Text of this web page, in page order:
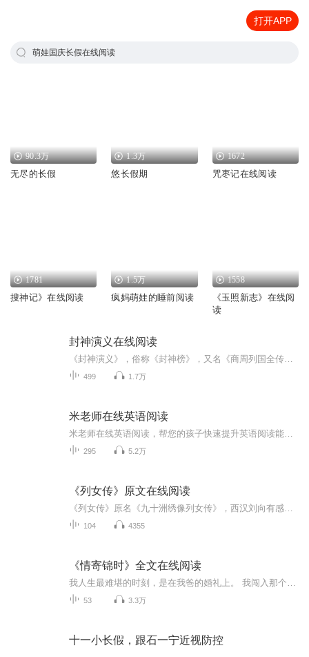
打开APP
萌娃国庆长假在线阅读
90.3万
无尽的长假
1.3万
悠长假期
1672
咒枣记在线阅读
1781
搜神记》在线阅读
1.5万
疯妈萌娃的睡前阅读
1558
《玉照新志》在线阅
读
封神演义在线阅读
499 1.7万
米老师在线英语阅读
295 5.2万
《列女传》原文在线阅读
104 4355
《情寄锦时》全文在线阅读
53 3.3万
十一小长假，跟石一宁近视防控